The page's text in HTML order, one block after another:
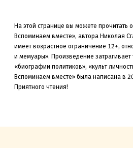
На этой странице вы можете прочитать
Вспоминаем вместе», автора Николая
имеет возрастное ограничение 12+,
и мемуары». Произведение затрагивает
«биографии политиков», «культ
Вспоминаем вместе» была написана в
Приятного чтения!